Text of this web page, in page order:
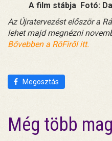
A film stábja Fotó:
Az Újratervezést először a
lehet majd megnézni
Bővebben a RöFiről itt.
Megosztás
Még több